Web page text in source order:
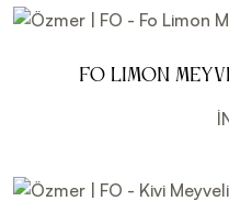
Fo Limon